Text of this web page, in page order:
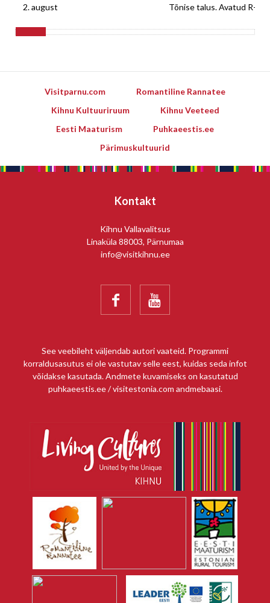
2. august
Tõnise talus. Avatud R-E
Visitparnu.com
Romantiline Rannatee
Kihnu Kultuuriruum
Kihnu Veeteed
Eesti Maaturism
Puhkaeestis.ee
Pärimuskultuurid
Kontakt
Kihnu Vallavalitsus
Linaküla 88003, Pärnumaa
info@visitkihnu.ee
 
See veebileht väljendab autori vaateid. Programmi
korraldusasutus ei ole vastutav selle eest, kuidas seda infot
võidakse kasutada. Andmete kuvamiseks on kasutatud
puhkaeestis.ee / visitestonia.com andmebaasi.